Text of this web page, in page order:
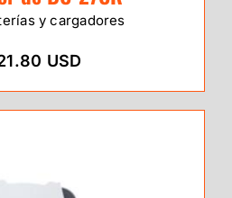
y cargadores
USD